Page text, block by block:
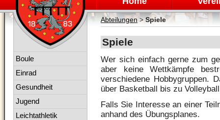
Abteilungen>Spiele
Spiele
Wer sich einfach gerne zum
aber keine Wettkämpfe
verschiedene Hobbygruppen.
über Basketball bis zu
Falls Sie Interesse an einer
anhand des Übungsplanes.
Navigation
Boule
Einrad
Gesundheit
Jugend
Leichtathletik